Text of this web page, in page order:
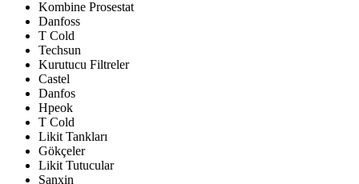
Kombine Prosestat
Danfoss
T Cold
Techsun
Kurutucu Filtreler
Castel
Danfos
Hpeok
T Cold
Likit Tankları
Gökçeler
Likit Tutucular
Sanxin